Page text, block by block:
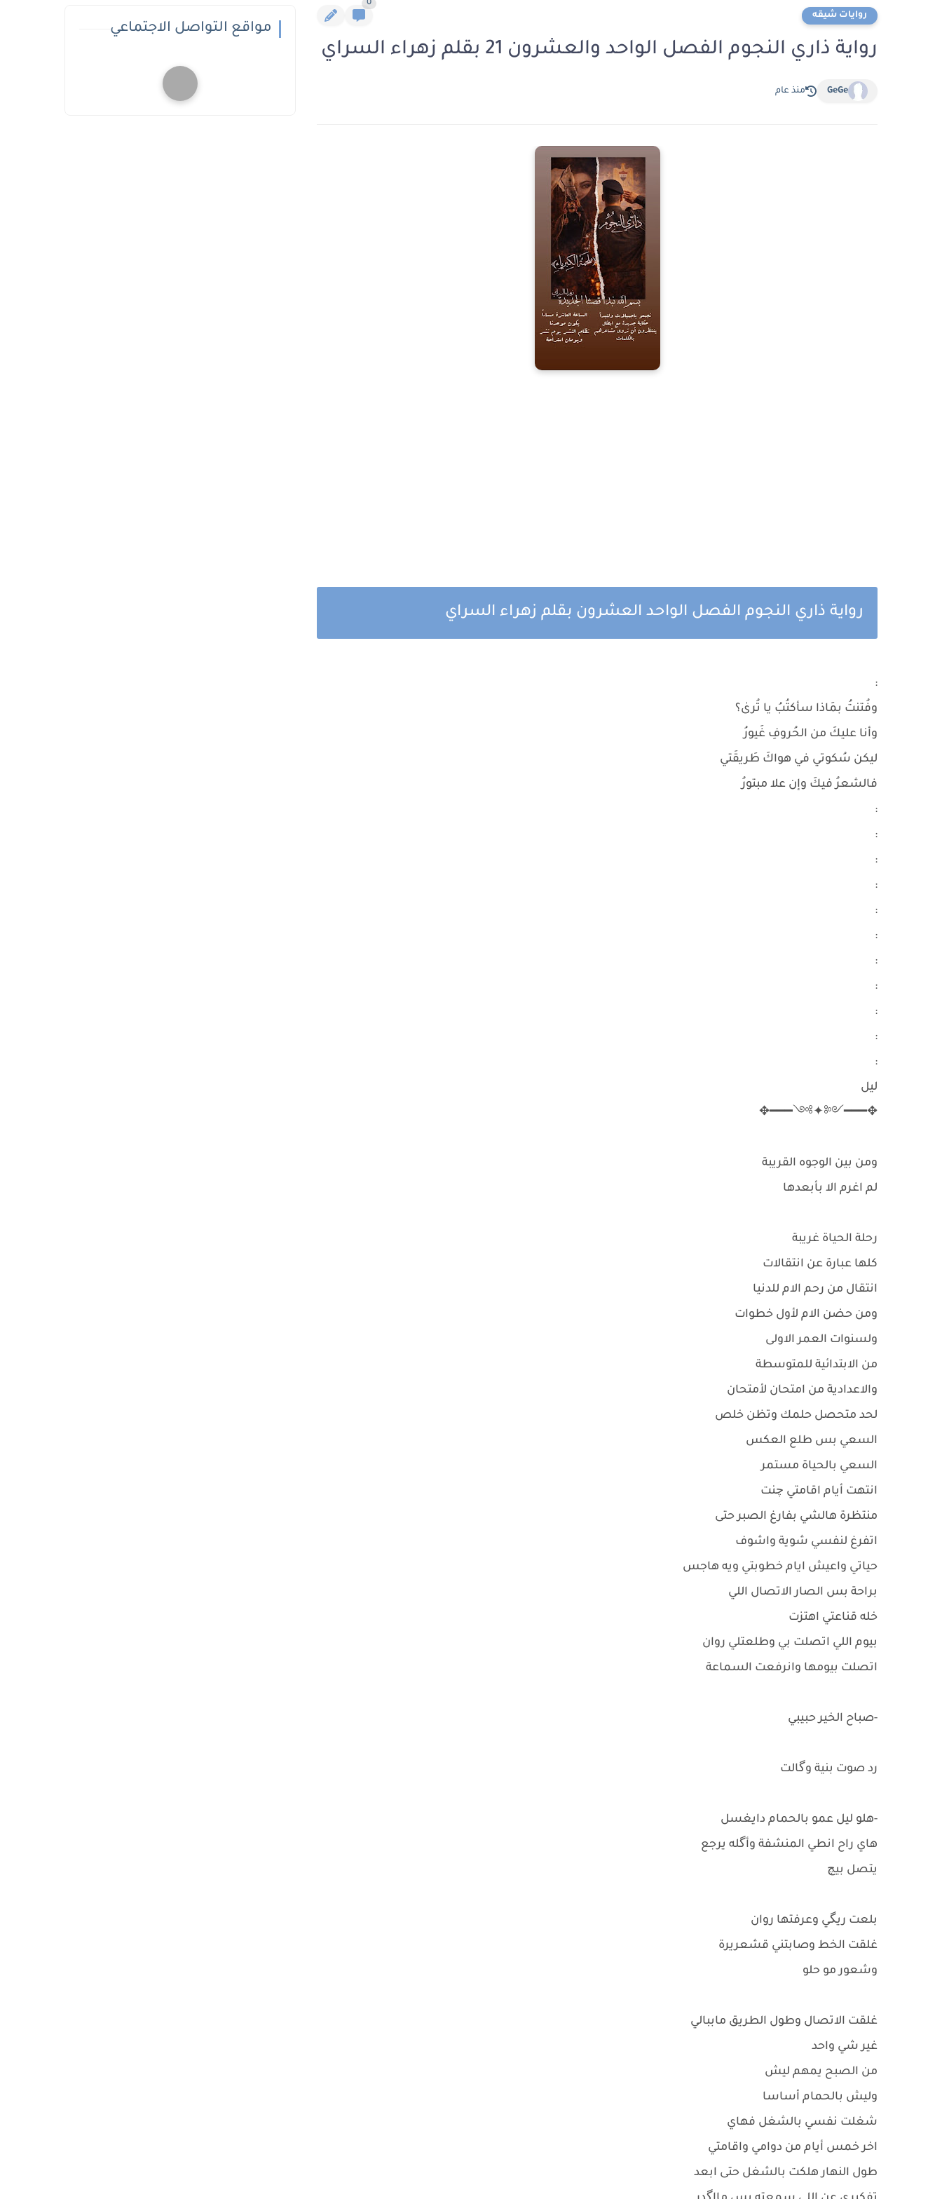
روايات شيقه
0
رواية ذاري النجوم الفصل الواحد والعشرون 21 بقلم زهراء السراي
GeGe منذ عام
رواية ذاري النجوم الفصل الواحد العشرون بقلم زهراء السراي
:
وفُتنتُ بمَاذا سأكتُبُ يا تُرىٰ؟
وأنا عليكَ من الحُروفِ غَيورُ
ليكن سُكوتي في هواكَ طَريقَتي
فالشعرُ فيكَ وإن علا مبتورُ
:
:
:
:
:
:
:
:
:
:
:
ليل
✥━━━༺✦༻━━━✥
ومن بين الوجوه القريبة
لم اغرم الا بأبعدها
رحلة الحياة غريبة
كلها عبارة عن انتقالات
انتقال من رحم الام للدنيا
ومن حضن الام لأول خطوات
ولسنوات العمر الاولى
من الابتدائية للمتوسطة
والاعدادية من امتحان لأمتحان
لحد متحصل حلمك وتظن خلص
السعي بس طلع العكس
السعي بالحياة مستمر
انتهت أيام اقامتي چنت
منتظرة هالشي بفارغ الصبر حتى
اتفرغ لنفسي شوية واشوف
حياتي واعيش ايام خطوبتي ويه هاجس
براحة بس الصار الاتصال اللي
خله قناعتي اهتزت
بيوم اللي اتصلت بي وطلعتلي روان
اتصلت بيومها وانرفعت السماعة
-صباح الخير حبيبي
رد صوت بنية وگالت
-هلو ليل عمو بالحمام دايغسل
هاي راح انطي المنشفة وأگله يرجع
يتصل بيچ
بلعت ريگي وعرفتها روان
غلقت الخط وصابتني قشعريرة
وشعور مو حلو
غلقت الاتصال وطول الطريق ماببالي
غير شي واحد
من الصبح يمهم ليش
وليش بالحمام أساسا
شغلت نفسي بالشغل فهاي
اخر خمس أيام من دوامي واقامتي
طول النهار هلكت بالشغل حتى ابعد
مواقع التواصل الاجتماعي